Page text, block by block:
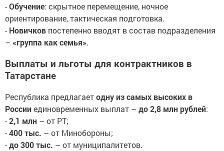
-Обучение: скрытное перемещение, ночное
ориентирование, тактическая подготовка.
- Новичков постепенно вводят в состав подразделения
– «группа как семья».
Выплаты и льготы для контрактников в
Татарстане
Республика предлагаетодну из самых высоких в
Россииединовременных выплат – до 2,8 млн рублей:
-2,1 млн – от РТ;
-400 тыс. – от Минобороны;
-до 300 тыс. – от муниципалитетов.